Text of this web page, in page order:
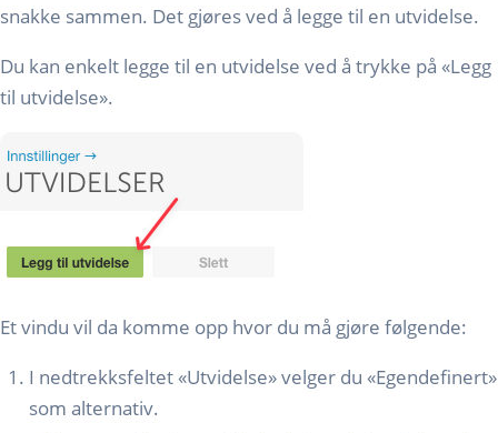
snakke sammen. Det gjøres ved å legge til en utvidelse.
Du kan enkelt legge til en utvidelse ved å trykke på «Legg
til utvidelse».
Et vindu vil da komme opp hvor du må gjøre følgende:
I nedtrekksfeltet «Utvidelse» velger du «Egendefinert»
som alternativ.